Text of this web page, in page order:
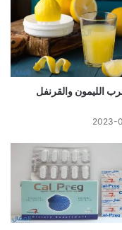
الليمون والقرنفل
2023-